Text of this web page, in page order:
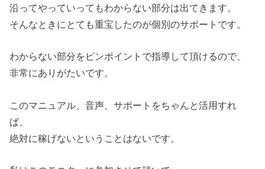
沿ってやっていってもわからない部分は出てきます。
そんなときにとても重宝したのが個別のサポートです。
わからない部分をピンポイントで指導して頂けるので、
非常にありがたいです。
このマニュアル、音声、サポートをちゃんと活用すれ
ば、
絶対に稼げないということはないです。